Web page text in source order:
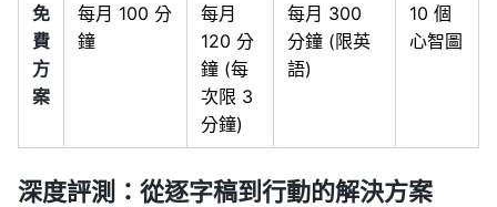
免
費
方
案
每月 100 分
鐘
每月
120 分
鐘 (每
次限 3
分鐘)
每月 300
分鐘 (限英
語)
10 個
心智圖
深度評測：從逐字稿到行動的解決方案